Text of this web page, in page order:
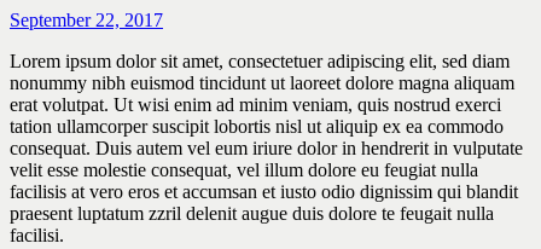
September 22, 2017
Lorem ipsum dolor sit amet, consectetuer adipiscing elit, sed diam
nonummy nibh euismod tincidunt ut laoreet dolore magna aliquam
erat volutpat. Ut wisi enim ad minim veniam, quis nostrud exerci
tation ullamcorper suscipit lobortis nisl ut aliquip ex ea commodo
consequat. Duis autem vel eum iriure dolor in hendrerit in vulputate
velit esse molestie consequat, vel illum dolore eu feugiat nulla
facilisis at vero eros et accumsan et iusto odio dignissim qui blandit
praesent luptatum zzril delenit augue duis dolore te feugait nulla
facilisi.